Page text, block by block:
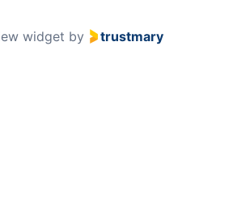
widget by trustmary